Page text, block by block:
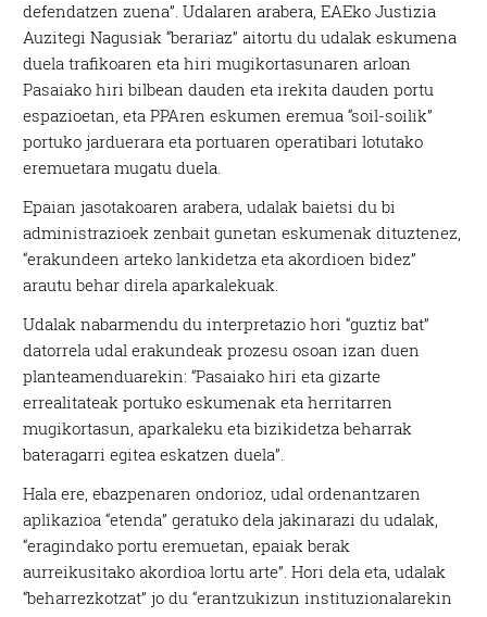
defendatzen zuena”. Udalaren arabera, EAEko Justizia
Auzitegi Nagusiak “berariaz” aitortu du udalak eskumena
duela trafikoaren eta hiri mugikortasunaren arloan
Pasaiako hiri bilbean dauden eta irekita dauden portu
espazioetan, eta PPAren eskumen eremua “soil-soilik”
portuko jarduerara eta portuaren operatibari lotutako
eremuetara mugatu duela.
Epaian jasotakoaren arabera, udalak baietsi du bi
administrazioek zenbait gunetan eskumenak dituztenez,
“erakundeen arteko lankidetza eta akordioen bidez”
arautu behar direla aparkalekuak.
Udalak nabarmendu du interpretazio hori “guztiz bat”
datorrela udal erakundeak prozesu osoan izan duen
planteamenduarekin: “Pasaiako hiri eta gizarte
errealitateak portuko eskumenak eta herritarren
mugikortasun, aparkaleku eta bizikidetza beharrak
bateragarri egitea eskatzen duela”.
Hala ere, ebazpenaren ondorioz, udal ordenantzaren
aplikazioa “etenda” geratuko dela jakinarazi du udalak,
“eragindako portu eremuetan, epaiak berak
aurreikusitako akordioa lortu arte”. Hori dela eta, udalak
“beharrezkotzat” jo du “erantzukizun instituzionalarekin